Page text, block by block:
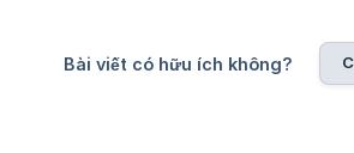
Bài viết có hữu ích không?